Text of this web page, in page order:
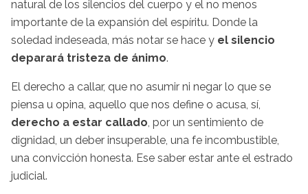
natural de los silencios del cuerpo y el no menos
importante de la expansión del espíritu. Donde la
soledad indeseada, más notar se hace y el silencio
deparará tristeza de ánimo.
El derecho a callar, que no asumir ni negar lo que se
piensa u opina, aquello que nos define o acusa, sí,
derecho a estar callado, por un sentimiento de
dignidad, un deber insuperable, una fe incombustible,
una convicción honesta. Ese saber estar ante el estrado
judicial.